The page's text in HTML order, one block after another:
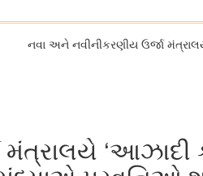
નવા અને નવીનીકરણીય ઉર્જા